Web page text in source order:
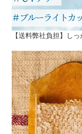
【送料弊社負担】し